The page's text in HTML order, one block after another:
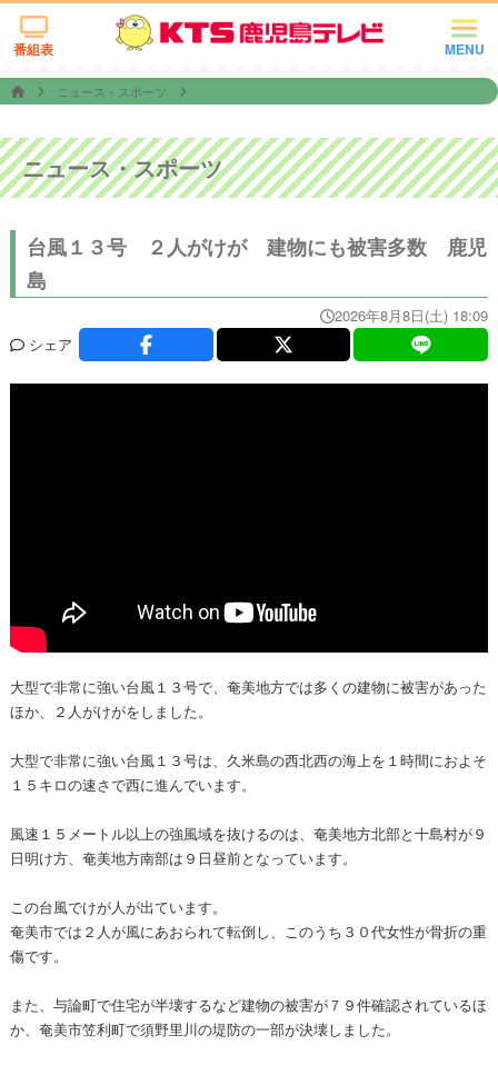
MENU
番組表
ニュース・スポーツ
ニュース・スポーツ
台風１３号 ２人がけが 建物にも被害多数 鹿児
島
2026年8月8日(土) 18:09
シェア
大型で非常に強い台風１３号で、奄美地方では多くの建物に被害があった
ほか、２人がけがをしました。
大型で非常に強い台風１３号は、久米島の西北西の海上を１時間におよそ
１５キロの速さで西に進んでいます。
風速１５メートル以上の強風域を抜けるのは、奄美地方北部と十島村が９
日明け方、奄美地方南部は９日昼前となっています。
この台風でけが人が出ています。
奄美市では２人が風にあおられて転倒し、このうち３０代女性が骨折の重
傷です。
また、与論町で住宅が半壊するなど建物の被害が７９件確認されているほ
か、奄美市笠利町で須野里川の堤防の一部が決壊しました。